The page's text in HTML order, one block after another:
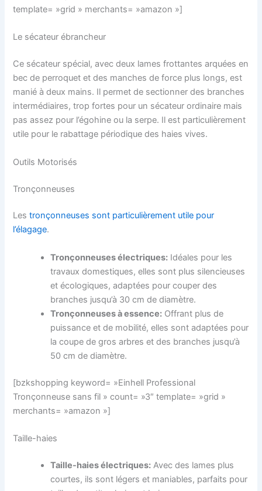
template= »grid » merchants= »amazon »]
Le sécateur ébrancheur
Ce sécateur spécial, avec deux lames frottantes arquées en
bec de perroquet et des manches de force plus longs, est
manié à deux mains. Il permet de sectionner des branches
intermédiaires, trop fortes pour un sécateur ordinaire mais
pas assez pour l’égohine ou la serpe. Il est particulièrement
utile pour le rabattage périodique des haies vives.
Outils Motorisés
Tronçonneuses
Lestronçonneuses sont particulièrement utile pour
l’élagage.
Tronçonneuses électriques: Idéales pour les
travaux domestiques, elles sont plus silencieuses
et écologiques, adaptées pour couper des
branches jusqu’à 30 cm de diamètre.
Tronçonneuses à essence: Offrant plus de
puissance et de mobilité, elles sont adaptées pour
la coupe de gros arbres et des branches jusqu’à
50 cm de diamètre.
[bzkshopping keyword= »Einhell Professional
Tronçonneuse sans fil » count= »3″ template= »grid »
merchants= »amazon »]
Taille-haies
Taille-haies électriques: Avec des lames plus
courtes, ils sont légers et maniables, parfaits pour